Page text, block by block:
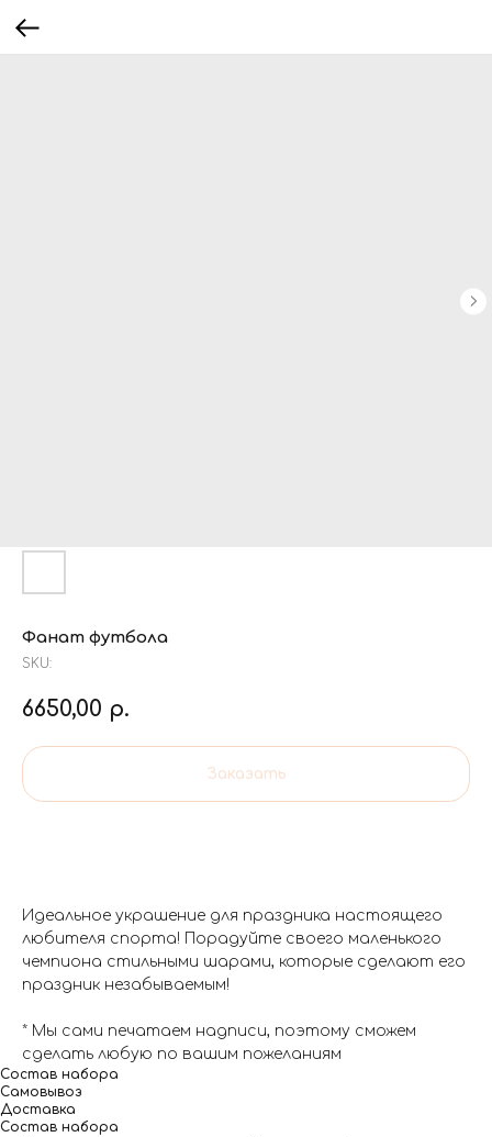
Фанат футбола
SKU:
6650,00 р.
Заказать
Идеальное украшение для праздника настоящего
любителя спорта! Порадуйте своего маленького
чемпиона стильными шарами, которые сделают его
праздник незабываемым!
* Мы сами печатаем надписи, поэтому сможем
сделать любую по вашим пожеланиям
Состав набора
Самовывоз
Доставка
Состав набора